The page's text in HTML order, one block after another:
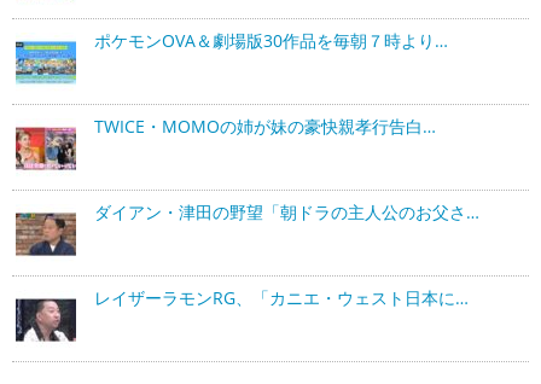
ポケモンOVA＆劇場版30作品を毎朝７時より…
TWICE・MOMOの姉が妹の豪快親孝行告白…
ダイアン・津田の野望「朝ドラの主人公のお父さ…
レイザーラモンRG、「カニエ・ウェスト日本に…